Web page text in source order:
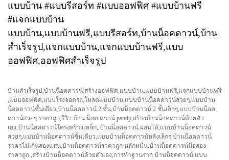
แบบบ้าน #แบบรีสอร์ท #แบบออฟฟิศ #แบบบ้านฟรี
#แจกแบบบ้าน
แบบบ้าน,แบบบ้านฟรี,แบบรีสอร์ท,บ้านน็อคดาวน์,บ้าน
สำเร็จรูป,แจกแบบบ้าน,แจกแบบบ้านฟรี,แบบ
ออฟฟิศ,ออฟฟิศสำเร็จรูป
บ้านสำเร็จรูป,บ้านน็อคดาวน์,สร้างออฟฟิศ,แบบบ้าน,แบบบ้านฟรี,แจกแบบบ้านฟรี
,แบบออฟฟิศ,แบบโรงจอดรถ,โหลดแบบบ้าน,แบบบ้านน็อคดาวน์สวยๆ,แบบบ้าน
น็อคดาวน์ชั้นเดียว,บ้านน็อคดาวน์ 2 ชั้น,บ้านน็อคดาวน์ 2 ชั้นเล็กๆ,แบบบ้านน็อค
ดาวน์สวยๆ ราคาถูก,รีวิว บ้าน น็อค ดาวน์ pantip,สร้างบ้านน็อคดาวน์ด้วยตัว
เอง,บ้านน็อคดาวน์โครงสร้างเหล็ก,,บ้านน็อคดาวน์ ผ่อนได้,แบบบ้านน็อคดาวน์
สวยๆ,แบบบ้านน็อคดาวน์ชั้นเดียว,แบบบ้านน็อคดาวน์หลังเล็กๆ,บ้านน็อคดาวน์
ราคาไม่เกินสองแสน,บ้านน็อคดาวน์ราคาถูก หลักหมื่น,บ้านน็อคดาวน์มือสอง
ราคาถูก,,สร้างบ้านน็อคดาวน์ด้วยตัวเอง,การทำฐานราก บ้านน็อคดาวน์,แบบ